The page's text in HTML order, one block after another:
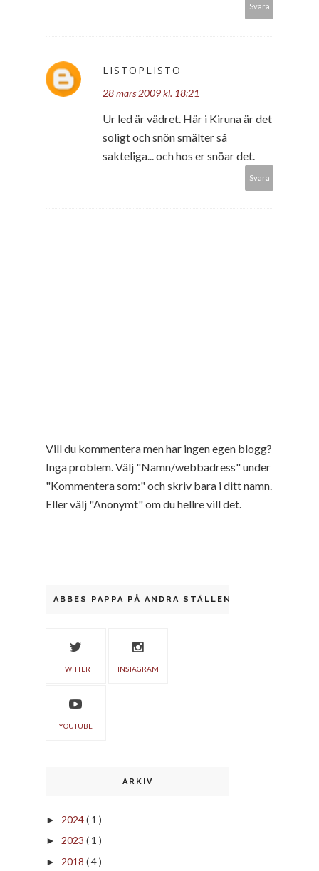
Svara
LISTOPLISTO
28 mars 2009 kl. 18:21
Ur led är vädret. Här i Kiruna är det
soligt och snön smälter så
sakteliga... och hos er snöar det.
Svara
Vill du kommentera men har ingen egen blogg?
Inga problem. Välj "Namn/webbadress" under
"Kommentera som:" och skriv bara i ditt namn.
Eller välj "Anonymt" om du hellre vill det.
ABBES PAPPA PÅ ANDRA STÄLLEN
TWITTER INSTAGRAM
YOUTUBE
ARKIV
► 2024( 1 )
► 2023 ( 1 )
► 2018 ( 4 )